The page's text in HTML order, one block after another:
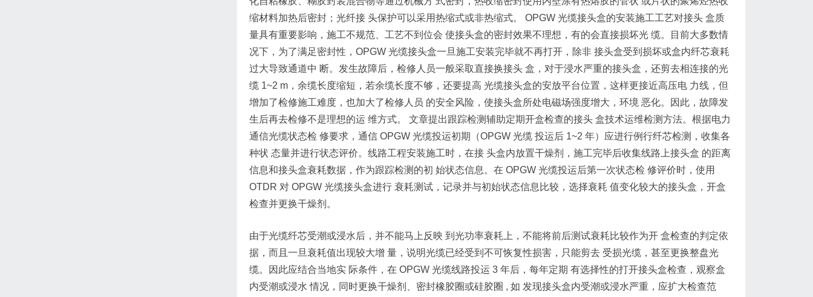
缩材料加热后密封；光纤接 头保护可以采用热缩式或非热缩式。 OPGW 光缆接头盒的安装施工工艺对接头 盒质
量具有重要影响，施工不规范、工艺不到位会 使接头盒的密封效果不理想，有的会直接损坏光 缆。目前大多数情
况下，为了满足密封性，OPGW 光缆接头盒一旦施工安装完毕就不再打开，除非 接头盒受到损坏或盒内纤芯衰耗
过大导致通道中 断。发生故障后，检修人员一般采取直接换接头 盒，对于浸水严重的接头盒，还剪去相连接的光
缆 1~2 m，余缆长度缩短，若余缆长度不够，还要提高 光缆接头盒的安放平台位置，这样更接近高压电 力线，但
增加了检修施工难度，也加大了检修人员 的安全风险，使接头盒所处电磁场强度增大，环境 恶化。因此，故障发
生后再去检修不是理想的运 维方式。 文章提出跟踪检测辅助定期开盒检查的接头 盒技术运维检测方法。根据电力
通信光缆状态检 修要求，通信 OPGW 光缆投运初期（OPGW 光缆 投运后 1~2 年）应进行例行纤芯检测，收集各
种状 态量并进行状态评价。线路工程安装施工时，在接 头盒内放置干燥剂，施工完毕后收集线路上接头盒 的距离
信息和接头盒衰耗数据，作为跟踪检测的初 始状态信息。在 OPGW 光缆投运后第一次状态检 修评价时，使用
OTDR 对 OPGW 光缆接头盒进行 衰耗测试，记录并与初始状态信息比较，选择衰耗 值变化较大的接头盒，开盒
检查并更换干燥剂。
由于光缆纤芯受潮或浸水后，并不能马上反映 到光功率衰耗上，不能将前后测试衰耗比较作为开 盒检查的判定依
据，而且一旦衰耗值出现较大增 量，说明光缆已经受到不可恢复性损害，只能剪去 受损光缆，甚至更换整盘光
缆。因此应结合当地实 际条件，在 OPGW 光缆线路投运 3 年后，每年定期 有选择性的打开接头盒检查，观察盒
内受潮或浸水 情况，同时更换干燥剂、密封橡胶圈或硅胶圈 , 如 发现接头盒内受潮或浸水严重，应扩大检查范